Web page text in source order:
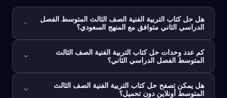
هل حل كتاب التربية الفنية الصف الثالث المتوسط الفصل
الدراسي الثاني متوافق مع المنهج السعودي؟
كم عدد وحدات حل كتاب التربية الفنية الصف الثالث
المتوسط الفصل الدراسي الثاني؟
هل يمكن تصفح حل كتاب التربية الفنية الصف الثالث
المتوسط أونلاين دون تحميل؟